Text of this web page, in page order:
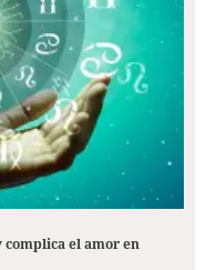
complica el amor en